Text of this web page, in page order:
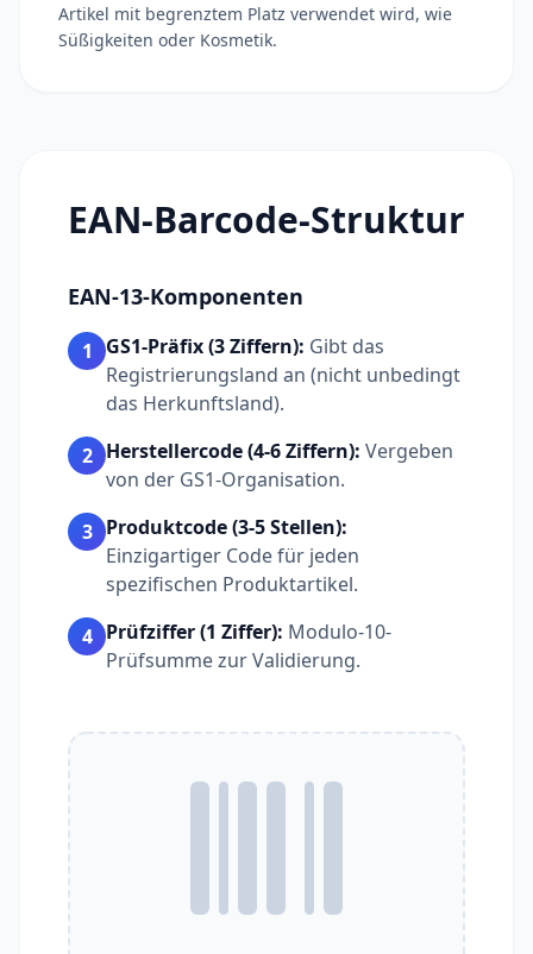
Artikel mit begrenztem Platz verwendet wird, wie
Süßigkeiten oder Kosmetik.
EAN-Barcode-Struktur
EAN-13-Komponenten
1 GS1-Präfix (3 Ziffern): Gibt das
Registrierungsland an (nicht unbedingt
das Herkunftsland).
2 Herstellercode (4-6 Ziffern): Vergeben
von der GS1-Organisation.
3 Produktcode (3-5 Stellen):
Einzigartiger Code für jeden
spezifischen Produktartikel.
4 Prüfziffer (1 Ziffer): Modulo-10-
Prüfsumme zur Validierung.